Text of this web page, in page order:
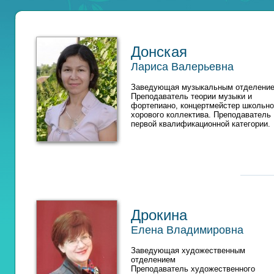
Донская
Лариса Валерьевна
Заведующая музыкальным
Преподаватель теории музыки и
фортепиано, концертмейстер
хорового коллектива. Преподаватель
первой квалификационной категории.
Дрокина
Елена Владимировна
Заведующая художественным
отделением
Преподаватель художественного